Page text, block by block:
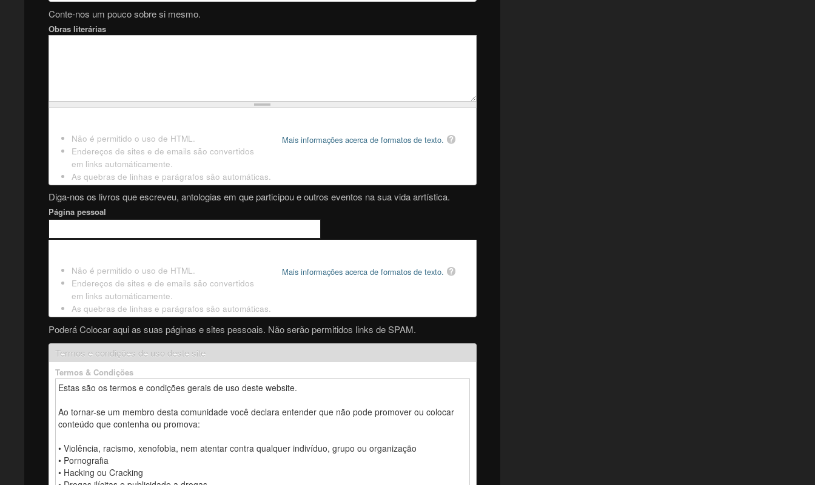
Conte-nos um pouco sobre si mesmo.
Obras literárias
Mais informações acerca de formatos de texto.
Não é permitido o uso de HTML.
Endereços de sites e de emails são convertidos
em links automáticamente.
As quebras de linhas e parágrafos são automáticas.
Diga-nos os livros que escreveu, antologias em que participou e outros eventos na sua vida arrtística.
Página pessoal
Mais informações acerca de formatos de texto.
Não é permitido o uso de HTML.
Endereços de sites e de emails são convertidos
em links automáticamente.
As quebras de linhas e parágrafos são automáticas.
Poderá Colocar aqui as suas páginas e sites pessoais. Não serão permitidos links de SPAM.
Termos e condições de uso deste site
Termos & Condições